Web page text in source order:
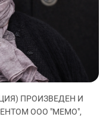
ПАЛЕСТИНУ
В ЧЕЧНЕ
АКТИВИСТОВ
И ПРОТЕСТЫ
ПРОИЗВЕДЕН И
ООО "МЕМО",